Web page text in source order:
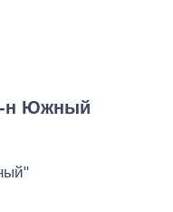
н Южный